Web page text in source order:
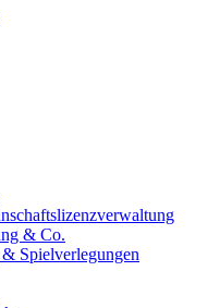
& Co.
Spielverlegungen